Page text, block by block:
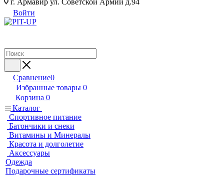
г. Армавир ул. Советской Армии д.94
Войти
Сравнение0
Избранные товары 0
Корзина 0
Каталог
Спортивное питание
Батончики и снеки
Витамины и Минералы
Красота и долголетие
Аксессуары
Одежда
Подарочные сертификаты